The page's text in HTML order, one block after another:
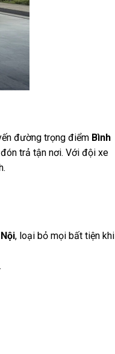
đường trọng điểm Bình
trả tận nơi. Với đội xe
, loại bỏ mọi bất tiện khi